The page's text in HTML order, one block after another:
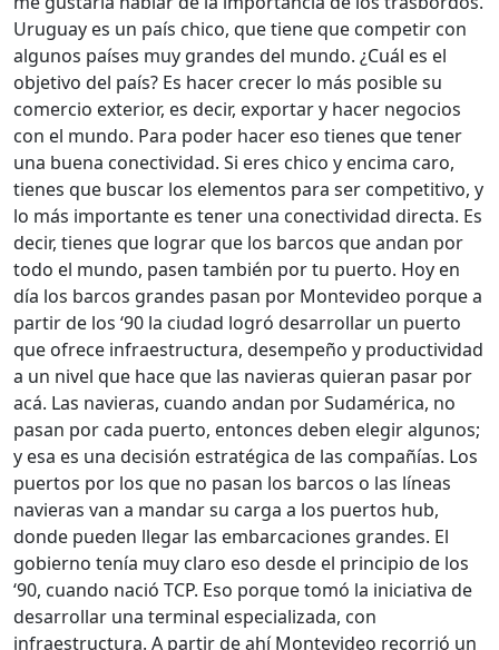
Uruguay es un país chico, que tiene que competir con
algunos países muy grandes del mundo. ¿Cuál es el
objetivo del país? Es hacer crecer lo más posible su
comercio exterior, es decir, exportar y hacer negocios
con el mundo. Para poder hacer eso tienes que tener
una buena conectividad. Si eres chico y encima caro,
tienes que buscar los elementos para ser competitivo, y
lo más importante es tener una conectividad directa. Es
decir, tienes que lograr que los barcos que andan por
todo el mundo, pasen también por tu puerto. Hoy en
día los barcos grandes pasan por Montevideo porque a
partir de los ‘90 la ciudad logró desarrollar un puerto
que ofrece infraestructura, desempeño y productividad
a un nivel que hace que las navieras quieran pasar por
acá. Las navieras, cuando andan por Sudamérica, no
pasan por cada puerto, entonces deben elegir algunos;
y esa es una decisión estratégica de las compañías. Los
puertos por los que no pasan los barcos o las líneas
navieras van a mandar su carga a los puertos hub,
donde pueden llegar las embarcaciones grandes. El
gobierno tenía muy claro eso desde el principio de los
‘90, cuando nació TCP. Eso porque tomó la iniciativa de
desarrollar una terminal especializada, con
infraestructura. A partir de ahí Montevideo recorrió un